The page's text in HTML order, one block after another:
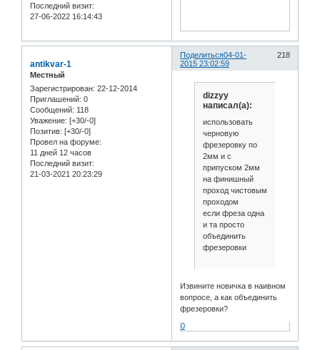
Последний визит:
27-06-2022 16:14:43
Поделиться 218
04-01-
2015 23:02:59
antikvar-1
Местный
Зарегистрирован: 22-12-2014
Приглашений: 0
Сообщений: 118
Уважение: [+30/-0]
Позитив: [+30/-0]
Провел на форуме:
11 дней 12 часов
Последний визит:
21-03-2021 20:23:29
dizzyy
написал(а):
использовать
черновую
фрезеровку по
2мм и с
припуском 2мм
на финишный
проход чистовым
проходом
если фреза одна
и та просто
объединить
фрезеровки
Извините новичка в наивном
вопросе, а как объединить
фрезеровки?
0